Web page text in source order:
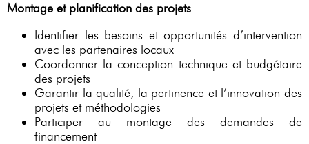
Montage et planification des projets
Identifier les besoins et opportunités d’intervention
avec les partenaires locaux
Coordonner la conception technique et budgétaire
des projets
Garantir la qualité, la pertinence et l’innovation des
projets et méthodologies
Participer au montage des demandes de
financement